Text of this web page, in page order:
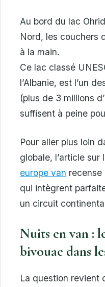
Au bord du lac
Nord, les couchers
à la main.
Ce lac classé
l’Albanie, est l’un
(plus de 3 millions
suffisent à peine
Pour aller plus loin
globale, l’article sur
europe van recense
qui intègrent
un circuit
Nuits en van :
bivouac dans
La question revient